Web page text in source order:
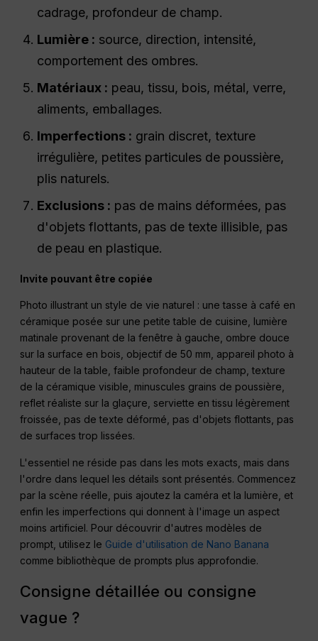
cadrage, profondeur de champ.
Lumière : source, direction, intensité,
comportement des ombres.
Matériaux : peau, tissu, bois, métal, verre,
aliments, emballages.
Imperfections : grain discret, texture
irrégulière, petites particules de poussière,
plis naturels.
Exclusions : pas de mains déformées, pas
d'objets flottants, pas de texte illisible, pas
de peau en plastique.
Invite pouvant être copiée
Photo illustrant un style de vie naturel : une tasse à café en
céramique posée sur une petite table de cuisine, lumière
matinale provenant de la fenêtre à gauche, ombre douce
sur la surface en bois, objectif de 50 mm, appareil photo à
hauteur de la table, faible profondeur de champ, texture
de la céramique visible, minuscules grains de poussière,
reflet réaliste sur la glaçure, serviette en tissu légèrement
froissée, pas de texte déformé, pas d'objets flottants, pas
de surfaces trop lissées.
L'essentiel ne réside pas dans les mots exacts, mais dans
l'ordre dans lequel les détails sont présentés. Commencez
par la scène réelle, puis ajoutez la caméra et la lumière, et
enfin les imperfections qui donnent à l'image un aspect
moins artificiel. Pour découvrir d'autres modèles de
prompt, utilisez le Guide d'utilisation de Nano Banana
comme bibliothèque de prompts plus approfondie.
Consigne détaillée ou consigne
vague ?